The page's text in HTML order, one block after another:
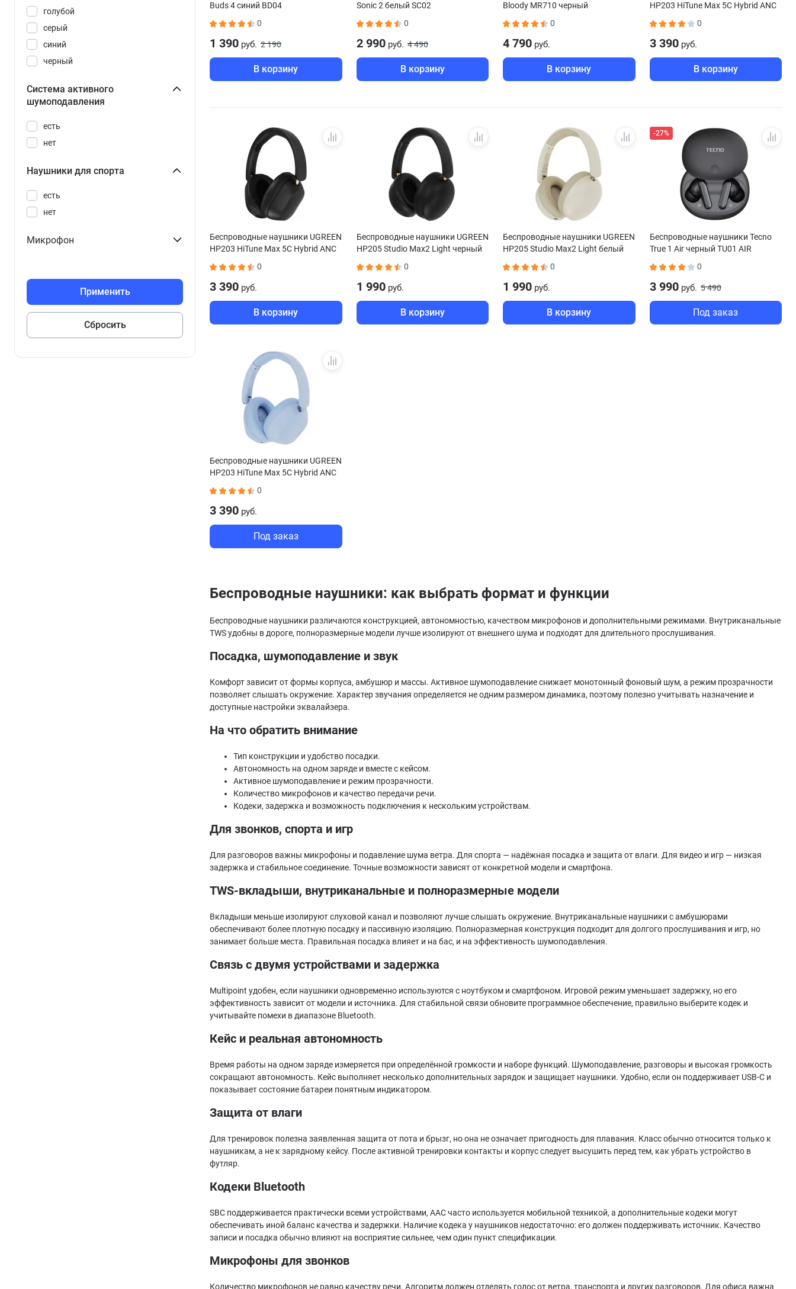
голубой
серый
синий
черный
Система активного
шумоподавления
есть
нет
Наушники для спорта
есть
нет
Микрофон
Buds 4 синий BD04
0
1 390 руб. 2 190
В корзину
Sonic 2 белый SC02
0
2 990руб. 4 490
В корзину
Bloody MR710 черный
0
4 790 руб.
В корзину
HP203 HiTune Max 5C Hybrid ANC
0
3 390руб.
В корзину
Беспроводные наушники UGREEN
HP203 HiTune Max 5C Hybrid ANC
0
3 390 руб.
В корзину
Беспроводные наушники UGREEN
HP205 Studio Max2 Light черный
0
1 990руб.
В корзину
Беспроводные наушники UGREEN
HP205 Studio Max2 Light белый
0
1 990 руб.
В корзину
-27%
Беспроводные наушники Tecno
True 1 Air черный TU01 AIR
0
3 990руб. 5 490
Под заказ
Беспроводные наушники UGREEN
HP203 HiTune Max 5C Hybrid ANC
0
3 390 руб.
Под заказ
Беспроводные наушники: как выбрать формат и функции
Беспроводные наушники различаются конструкцией, автономностью, качеством микрофонов и дополнительными режимами. Внутриканальные
TWS удобны в дороге, полноразмерные модели лучше изолируют от внешнего шума и подходят для длительного прослушивания.
Посадка, шумоподавление и звук
Комфорт зависит от формы корпуса, амбушюр и массы. Активное шумоподавление снижает монотонный фоновый шум, а режим прозрачности
позволяет слышать окружение. Характер звучания определяется не одним размером динамика, поэтому полезно учитывать назначение и
доступные настройки эквалайзера.
На что обратить внимание
Тип конструкции и удобство посадки.
Автономность на одном заряде и вместе с кейсом.
Активное шумоподавление и режим прозрачности.
Количество микрофонов и качество передачи речи.
Кодеки, задержка и возможность подключения к нескольким устройствам.
Для звонков, спорта и игр
Для разговоров важны микрофоны и подавление шума ветра. Для спорта — надёжная посадка и защита от влаги. Для видео и игр — низкая
задержка и стабильное соединение. Точные возможности зависят от конкретной модели и смартфона.
TWS-вкладыши, внутриканальные и полноразмерные модели
Вкладыши меньше изолируют слуховой канал и позволяют лучше слышать окружение. Внутриканальные наушники с амбушюрами
обеспечивают более плотную посадку и пассивную изоляцию. Полноразмерная конструкция подходит для долгого прослушивания и игр, но
занимает больше места. Правильная посадка влияет и на бас, и на эффективность шумоподавления.
Связь с двумя устройствами и задержка
Multipoint удобен, если наушники одновременно используются с ноутбуком и смартфоном. Игровой режим уменьшает задержку, но его
эффективность зависит от модели и источника. Для стабильной связи обновите программное обеспечение, правильно выберите кодек и
учитывайте помехи в диапазоне Bluetooth.
Кейс и реальная автономность
Время работы на одном заряде измеряется при определённой громкости и наборе функций. Шумоподавление, разговоры и высокая громкость
сокращают автономность. Кейс выполняет несколько дополнительных зарядок и защищает наушники. Удобно, если он поддерживает USB-C и
показывает состояние батареи понятным индикатором.
Защита от влаги
Для тренировок полезна заявленная защита от пота и брызг, но она не означает пригодность для плавания. Класс обычно относится только к
наушникам, а не к зарядному кейсу. После активной тренировки контакты и корпус следует высушить перед тем, как убрать устройство в
футляр.
Кодеки Bluetooth
SBC поддерживается практически всеми устройствами, AAC часто используется мобильной техникой, а дополнительные кодеки могут
обеспечивать иной баланс качества и задержки. Наличие кодека у наушников недостаточно: его должен поддерживать источник. Качество
записи и посадка обычно влияют на восприятие сильнее, чем один пункт спецификации.
Микрофоны для звонков
Количество микрофонов не равно качеству речи. Алгоритм должен отделять голос от ветра, транспорта и других разговоров. Для офиса важна